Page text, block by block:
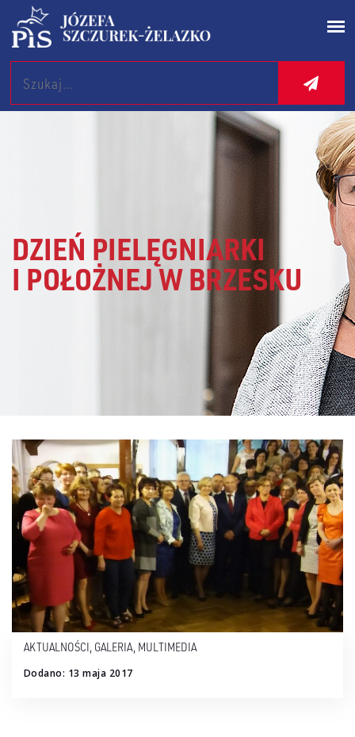
Search
DZIEŃ PIELĘGNIARKI
I POŁOŻNEJ W BRZESKU
AKTUALNOŚCI, GALERIA, MULTIMEDIA
Dodano: 13 maja 2017